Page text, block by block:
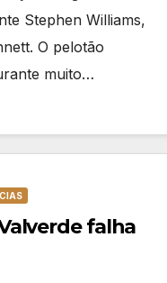
Stephen Williams,
O pelotão
muito…
falha